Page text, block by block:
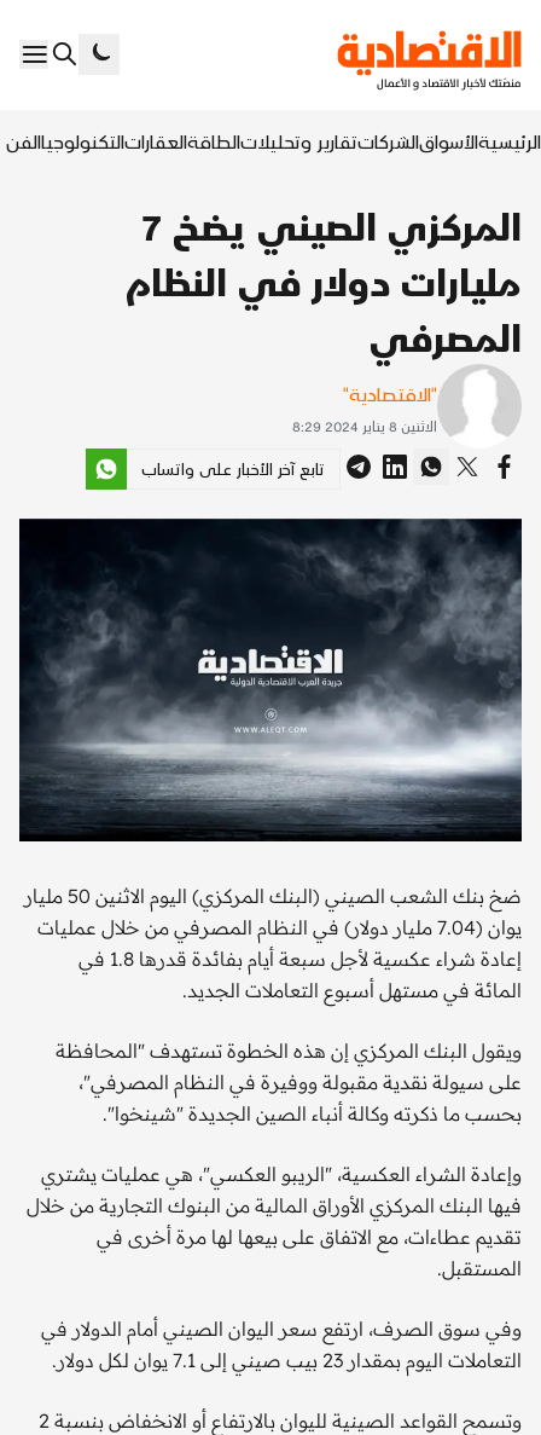
الرئيسيةالأسواقالشركاتتقارير وتحليلاتالطاقةالعقاراتالتكنولوجياالفن
المركزي الصيني يضخ 7
مليارات دولار في النظام
المصرفي
"الاقتصادية"
الاثنين 8 يناير 2024 8:29
تابع آخر الأخبار على واتساب
ضخ بنك الشعب الصيني (البنك المركزي) اليوم الاثنين 50 مليار
يوان (7.04 مليار دولار) في النظام المصرفي من خلال عمليات
إعادة شراء عكسية لأجل سبعة أيام بفائدة قدرها 1.8 في
المائة في مستهل أسبوع التعاملات الجديد.
ويقول البنك المركزي إن هذه الخطوة تستهدف "المحافظة
على سيولة نقدية مقبولة ووفيرة في النظام المصرفي"،
بحسب ما ذكرته وكالة أنباء الصين الجديدة "شينخوا".
وإعادة الشراء العكسية، "الريبو العكسي"، هي عمليات يشتري
فيها البنك المركزي الأوراق المالية من البنوك التجارية من خلال
تقديم عطاءات، مع الاتفاق على بيعها لها مرة أخرى في
المستقبل.
وفي سوق الصرف، ارتفع سعر اليوان الصيني أمام الدولار في
التعاملات اليوم بمقدار 23 بيب صيني إلى 7.1 يوان لكل دولار.
وتسمح القواعد الصينية لليوان بالارتفاع أو الانخفاض بنسبة 2